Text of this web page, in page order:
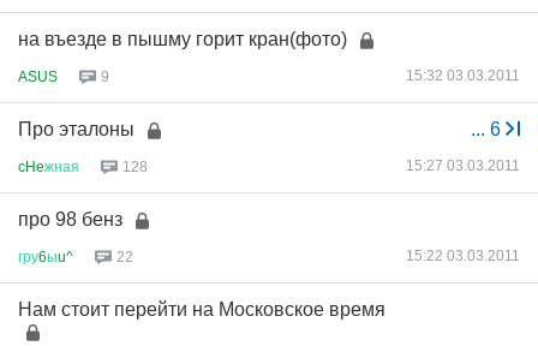
на въезде в пышму горит кран(фото)
ASUS 9 15:32 03.03.2011
... 6
Про эталоны
cHeжная 128 15:27 03.03.2011
про 98 бенз
гру6ыu^ 22 15:22 03.03.2011
Нам стоит перейти на Московское время